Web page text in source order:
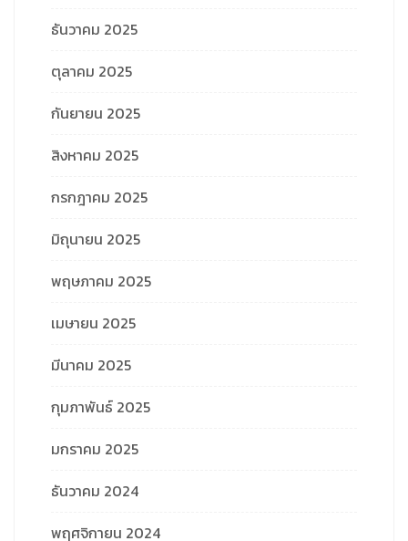
ธันวาคม 2025
ตุลาคม 2025
กันยายน 2025
สิงหาคม 2025
กรกฎาคม 2025
มิถุนายน 2025
พฤษภาคม 2025
เมษายน 2025
มีนาคม 2025
กุมภาพันธ์ 2025
มกราคม 2025
ธันวาคม 2024
พฤศจิกายน 2024